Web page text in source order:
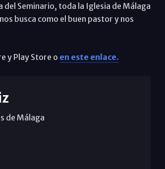
Seminario, toda la Iglesia de Málaga
busca como el buen pastor y nos
y Play Store o en este enlace.
de Málaga